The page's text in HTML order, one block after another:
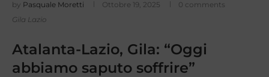
by Pasquale Moretti Ottobre 19, 2025
0 comments
Gila Lazio
Atalanta-Lazio, Gila: “Oggi
abbiamo saputo soffrire”